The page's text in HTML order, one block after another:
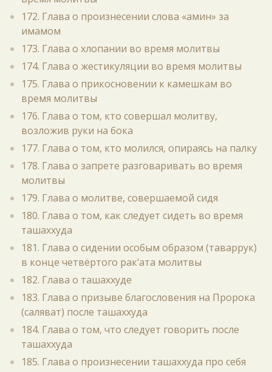
172. Глава о произнесении слова «амин» за
имамом
173. Глава о хлопании во время молитвы
174. Глава о жестикуляции во время молитвы
175. Глава о прикосновении к камешкам во
время молитвы
176. Глава о том, кто совершал молитву,
возложив руки на бока
177. Глава о том, кто молился, опираясь на палку
178. Глава о запрете разговаривать во время
молитвы
179. Глава о молитве, совершаемой сидя
180. Глава о том, как следует сидеть во время
ташаххуда
181. Глава о сидении особым образом (таваррук)
в конце четвёртого рак‘ата молитвы
182. Глава о ташаххуде
183. Глава о призыве благословения на Пророка
(саляват) после ташаххуда
184. Глава о том, что следует говорить после
ташаххуда
185. Глава о произнесении ташаххуда про себя